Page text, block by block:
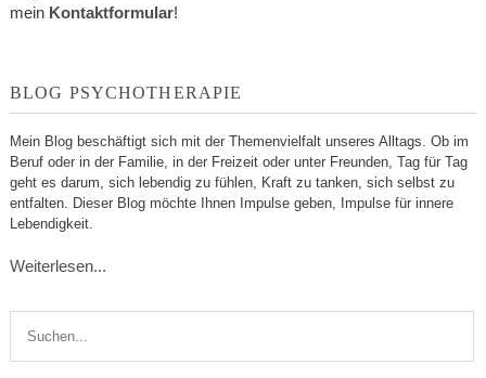
mein Kontaktformular!
BLOG PSYCHOTHERAPIE
Mein Blog beschäftigt sich mit der Themenvielfalt unseres Alltags. Ob im
Beruf oder in der Familie, in der Freizeit oder unter Freunden, Tag für Tag
geht es darum, sich lebendig zu fühlen, Kraft zu tanken, sich selbst zu
entfalten. Dieser Blog möchte Ihnen Impulse geben, Impulse für innere
Lebendigkeit.
Weiterlesen...